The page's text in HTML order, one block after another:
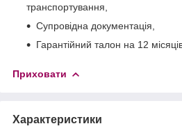
транспортування,
Супровідна документація,
Гарантійний талон на 12
Приховати
Характеристики